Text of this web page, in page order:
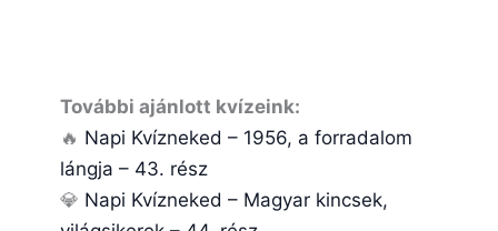
További ajánlott kvízeink:
🔥 Napi Kvízneked – 1956, a forradalom
lángja – 43. rész
💎 Napi Kvízneked – Magyar kincsek,